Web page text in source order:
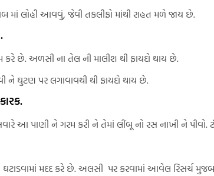
માં લોહી આવવું, જેવી તકલીફો માંથી રાહત મળે જાય છે.
કરે છે. અળસી ના તેલ ની માલીશ થી ફાયદો થાય છે.
ઘુટણ પર લગાવાવથી થી ફાયદો થાય છે.
આ પાણી ને ગરમ કરી ને તેમાં લીંબૂ નો રસ નાખી ને પીવો.
મદદ કરે છે. અલસી પર કરવામાં આવેલ રિસર્ચ મુજબ